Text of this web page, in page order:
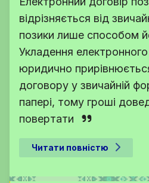
відрізняється від
позики лише способом
Укладення
юридично
договору у звичайній
папері, тому гроші
повертати
Читати повністю